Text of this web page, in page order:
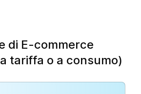
di E-commerce
tariffa o a consumo)